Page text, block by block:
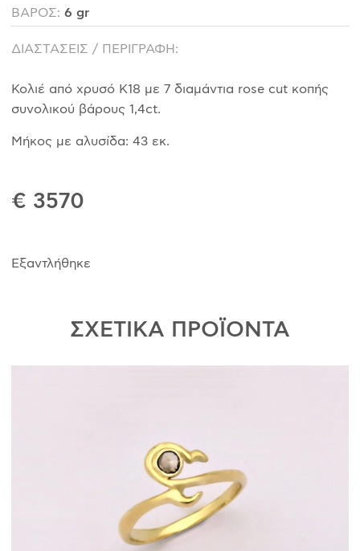
ΑΠΟΣΤΟΛΈΣ/ΕΠΙΣΤΡΟΦΈΣ
ΌΡΟΙ ΥΠΗΡΕΣΙΏΝ
ΒΑΡΟΣ: 6 gr
ΔΙΑΣΤΑΣΕΙΣ / ΠΕΡΙΓΡΑΦΗ:
Κολιέ από χρυσό Κ18 με 7 διαμάντια rose cut κοπής
συνολικού βάρους 1,4ct.
Μήκος με αλυσίδα: 43 εκ.
€ 3570
Εξαντλήθηκε
ΣΧΕΤΙΚΑ ΠΡΟΪΟΝΤΑ